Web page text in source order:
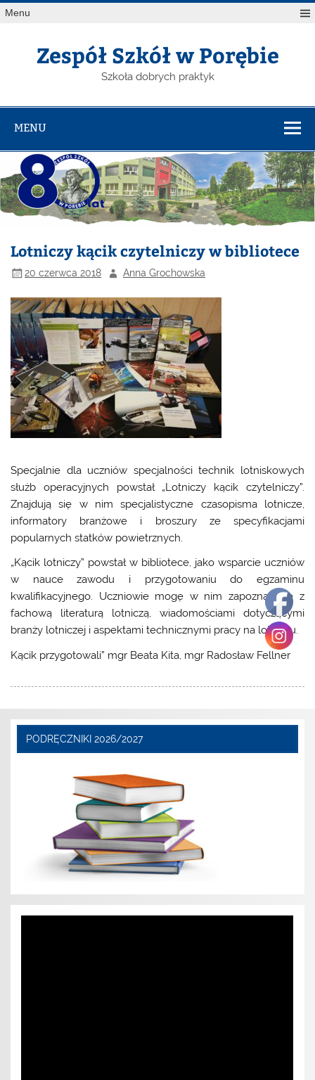
Menu
Zespół Szkół w Porębie
Szkoła dobrych praktyk
MENU
Lotniczy kącik czytelniczy w bibliotece
20 czerwca 2018 Anna Grochowska
Specjalnie dla uczniów specjalności technik lotniskowych
służb operacyjnych powstał „Lotniczy kącik czytelniczy”.
Znajdują się w nim specjalistyczne czasopisma lotnicze,
informatory branżowe i broszury ze specyfikacjami
popularnych statków powietrznych.
„Kącik lotniczy” powstał w bibliotece, jako wsparcie uczniów
w nauce zawodu i przygotowaniu do egzaminu
kwalifikacyjnego. Uczniowie mogę w nim zapoznać się z
fachową literaturą lotniczą, wiadomościami dotyczącymi
branży lotniczej i aspektami technicznymi pracy na lotnisku.
Kącik przygotowali” mgr Beata Kita, mgr Radosław Fellner
PODRĘCZNIKI 2026/2027